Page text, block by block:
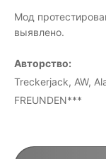
Мод
выявлено.
Авторство:
Treckerjack, AW,
FREUNDEN***